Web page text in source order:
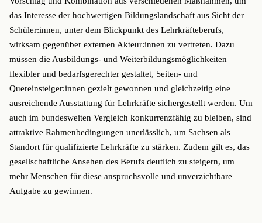
das Interesse der hochwertigen Bildungslandschaft aus Sicht der
Schüler:innen, unter dem Blickpunkt des Lehrkräfteberufs,
wirksam gegenüber externen Akteur:innen zu vertreten. Dazu
müssen die Ausbildungs- und Weiterbildungsmöglichkeiten
flexibler und bedarfsgerechter gestaltet, Seiten- und
Quereinsteiger:innen gezielt gewonnen und gleichzeitig eine
ausreichende Ausstattung für Lehrkräfte sichergestellt werden. Um
auch im bundesweiten Vergleich konkurrenzfähig zu bleiben, sind
attraktive Rahmenbedingungen unerlässlich, um Sachsen als
Standort für qualifizierte Lehrkräfte zu stärken. Zudem gilt es, das
gesellschaftliche Ansehen des Berufs deutlich zu steigern, um
mehr Menschen für diese anspruchsvolle und unverzichtbare
Aufgabe zu gewinnen.